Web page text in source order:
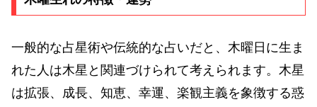
一般的な占星術や伝統的な占いだと、木曜日に生ま
れた人は木星と関連づけられて考えられます。木星
は拡張、成長、知恵、幸運、楽観主義を象徴する惑